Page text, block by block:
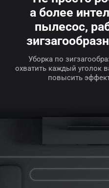
а более
пылесос,
Уборка по
охватить каждый уголок
повысить